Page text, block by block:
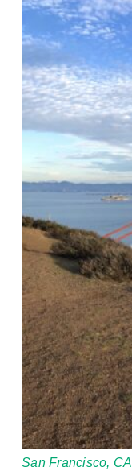
San Francisco, CA